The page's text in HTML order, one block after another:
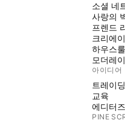
소셜 네
사랑의
프렌드
크리에
하우스룰
모더레
아이디어
트레이딩
교육
에디터
PINE